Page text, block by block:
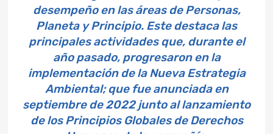
desempeño en las áreas de Personas,
Planeta y Principio. Este destaca las
principales actividades que, durante el
año pasado, progresaron en la
implementación de la Nueva Estrategia
Ambiental; que fue anunciada en
septiembre de 2022 junto al lanzamiento
de los Principios Globales de Derechos